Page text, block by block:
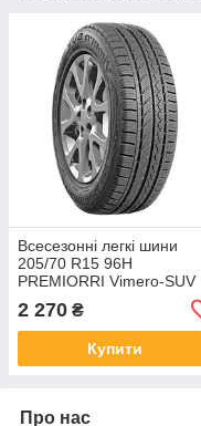
Всесезонні легкі шини
205/70 R15 96H
PREMIORRI Vimero-SUV
2 270 ₴
Купити
Про нас